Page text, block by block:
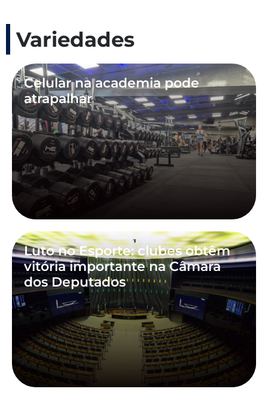
Variedades
Celular na academia pode
atrapalhar
Luto no Esporte: clubes obtêm
vitória importante na Câmara
dos Deputados